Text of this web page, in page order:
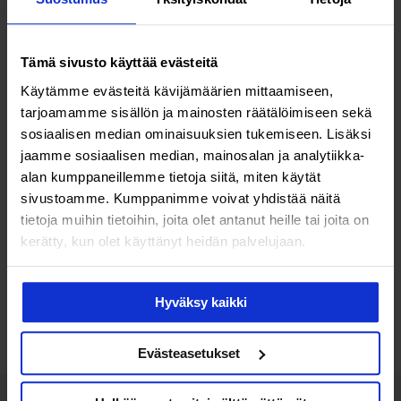
Tämä sivusto käyttää evästeitä
Käytämme evästeitä kävijämäärien mittaamiseen,
tarjoamamme sisällön ja mainosten räätälöimiseen sekä
sosiaalisen median ominaisuuksien tukemiseen. Lisäksi
jaamme sosiaalisen median, mainosalan ja analytiikka-
alan kumppaneillemme tietoja siitä, miten käytät
sivustoamme. Kumppanimme voivat yhdistää näitä
tietoja muihin tietoihin, joita olet antanut heille tai joita on
kerätty, kun olet käyttänyt heidän palvelujaan.
Hyväksy kaikki
Evästeasetukset
Terveys & hyvinvointi
Miehen terveystarkastus auttaa
löytämään sairaudet ajoissa –
Nämä 10 terveyden mittaria keski-
ikäisen miehen on syytä tarkistaa
Lisää luettavaa